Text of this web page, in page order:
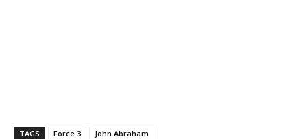
TAGS Force 3
John Abraham